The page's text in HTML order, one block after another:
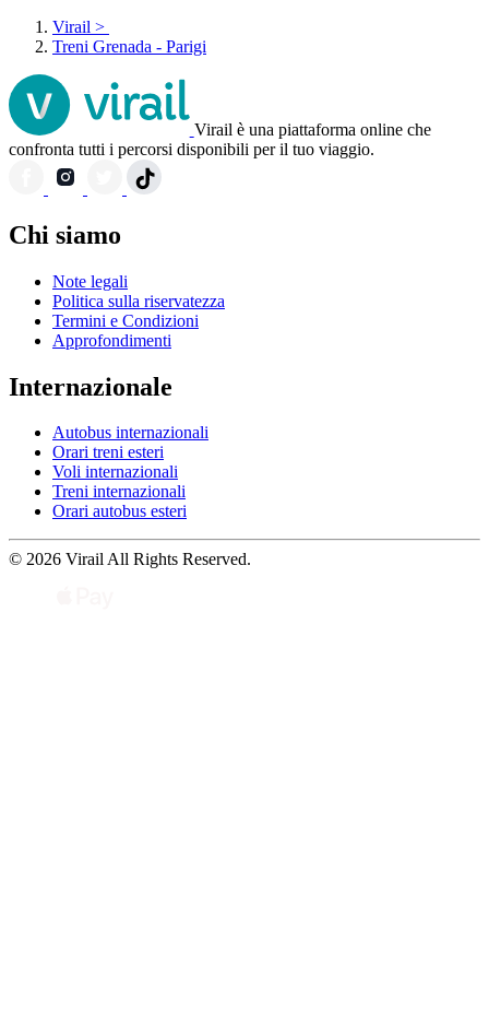
Virail >
Treni Grenada - Parigi
Virail è una piattaforma online che
confronta tutti i percorsi disponibili per il tuo viaggio.
Chi siamo
Note legali
Politica sulla riservatezza
Termini e Condizioni
Approfondimenti
Internazionale
Autobus internazionali
Orari treni esteri
Voli internazionali
Treni internazionali
Orari autobus esteri
© 2026 Virail All Rights Reserved.